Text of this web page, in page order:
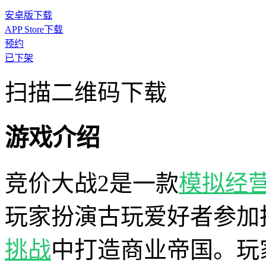
安卓版下载
APP Store下载
预约
已下架
扫描二维码下载
游戏介绍
竞价大战2是一款模拟经
玩家扮演古玩爱好者参
挑战中打造商业帝国。